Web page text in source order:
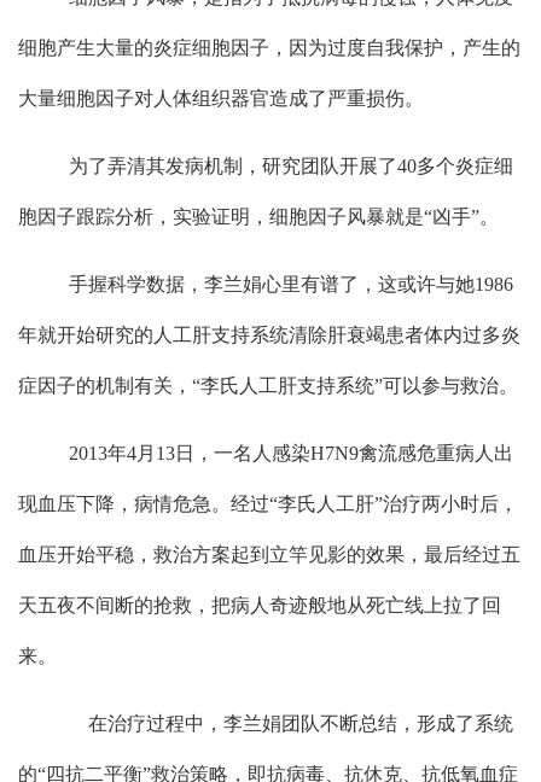
细胞产生大量的炎症细胞因子，因为过度自我保护，产生的
大量细胞因子对人体组织器官造成了严重损伤。
为了弄清其发病机制，研究团队开展了40多个炎症细
胞因子跟踪分析，实验证明，细胞因子风暴就是“凶手”。
手握科学数据，李兰娟心里有谱了，这或许与她1986
年就开始研究的人工肝支持系统清除肝衰竭患者体内过多炎
症因子的机制有关， “李氏人工肝支持系统”可以参与救治。
2013年4月 13日，一名人感染H7N9禽流感危重病人出
现血压下降，病情危急。经过“李氏人工肝”治疗两小时后，
血压开始平稳，救治方案起到立竿见影的效果，最后经过五
天五夜不间断的抢救，把病人奇迹般地从死亡线上拉了回
来。
在治疗过程中，李兰娟团队不断总结，形成了系统
的“四抗二平衡”救治策略，即抗病毒、抗休克、抗低氧血症